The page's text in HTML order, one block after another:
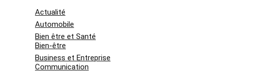
Actualité
Automobile
Bien être et Santé
Bien-être
Business et Entreprise
Communication